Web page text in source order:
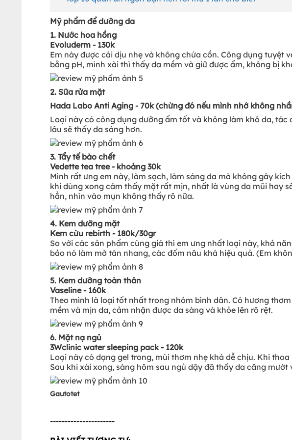
Mỹ phẩm để dưỡng da
1. Nước hoa hồng
Evoluderm - 130k
Em này được cái dịu nhẹ và không chứa cồn. Công dụng tuyệt
bằng pH, mình xài thì thấy da mềm và giữ được ẩm, không bị
2. Sữa rửa mặt
Hada Labo Anti Aging - 70k (chừng đó nếu mình nhớ không
Loại này có công dụng dưỡng ẩm tốt và không làm khô da,
lâu sẽ thấy da sáng hơn.
3. Tẩy tế bào chết
Vedette tea tree - khoảng 30k
Mình rất ưng em này, làm sạch, làm sáng da mà không gây
khi dùng xong cảm thấy mặt rất mịn, nhất là vùng da mũi hay
hẳn, nhìn vào mụn không thấy rõ nữa.
4. Kem dưỡng mặt
Kem cừu rebirth - 180k/30gr
So với các sản phẩm cùng giá thì em ưng nhất loại này, khả
bảo nó làm mờ tàn nhang, các đốm nâu khá hiệu quả. (Em
5. Kem dưỡng toàn thân
Vaseline - 160k
Theo mình là loại tốt nhất trong nhóm bình dân. Có hương
mềm và mịn da, cảm nhận được da sáng và khỏe lên rõ rệt.
6. Mặt nạ ngủ
3Wclinic water sleeping pack - 120k
Loại này có dạng gel trong, mùi thơm nhẹ khá dễ chịu. Khi
Sau khi xài xong, sáng hôm sau ngủ dậy đã thấy da căng mướt
Gautotet
----------------------